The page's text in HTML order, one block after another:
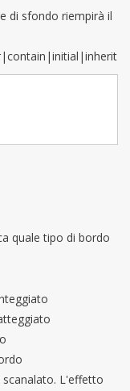
di sfondo riempirà il
quale tipo di bordo
L'effetto